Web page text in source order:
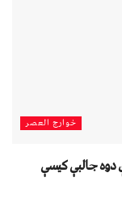
خوارج العصر
دوه جالبې کيسې